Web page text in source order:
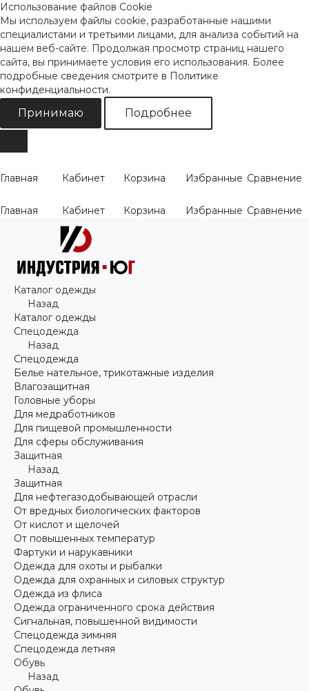
Использование файлов Cookie
Мы используем файлы cookie, разработанные нашими
специалистами и третьими лицами, для анализа событий на
нашем веб-сайте. Продолжая просмотр страниц нашего
сайта, вы принимаете условия его использования. Более
подробные сведения смотрите в Политике
конфиденциальности.
Принимаю Подробнее
Главная Кабинет Корзина Избранные Сравнение
Главная Кабинет Корзина Избранные Сравнение
Каталог одежды
Назад
Каталог одежды
Спецодежда
Назад
Спецодежда
Белье нательное, трикотажные изделия
Влагозащитная
Головные уборы
Для медработников
Для пищевой промышленности
Для сферы обслуживания
Защитная
Назад
Защитная
Для нефтегазодобывающей отрасли
От вредных биологических факторов
От кислот и щелочей
От повышенных температур
Фартуки и нарукавники
Одежда для охоты и рыбалки
Одежда для охранных и силовых структур
Одежда из флиса
Одежда ограниченного срока действия
Сигнальная, повышенной видимости
Спецодежда зимняя
Спецодежда летняя
Обувь
Назад